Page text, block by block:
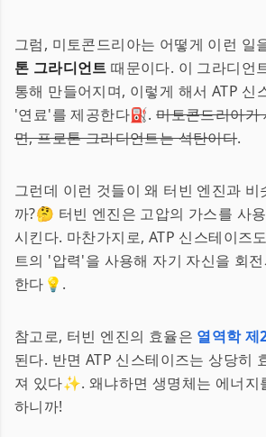
그럼, 미토콘드리아는 어떻게 이런 일
톤 그라디언트 때문이다. 이 그라디언
통해 만들어지며, 이렇게 해서 ATP 신
'연료'를 제공한다⛽.미토콘드리아가
면, 프로톤 그라디언트는 석탄이다.
그런데 이런 것들이 왜 터빈 엔진과 비
까?🤔 터빈 엔진은 고압의 가스를 사
시킨다. 마찬가지로, ATP 신스테이즈
트의 '압력'을 사용해 자기 자신을 회
한다💡.
참고로, 터빈 엔진의 효율은 열역학 제
된다. 반면 ATP 신스테이즈는 상당히
져 있다✨. 왜냐하면 생명체는 에너지
하니까!